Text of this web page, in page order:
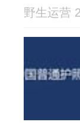
野生运营